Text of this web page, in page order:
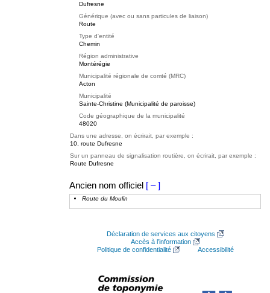
Dufresne
Générique (avec ou sans particules de liaison)
Route
Type d'entité
Chemin
Région administrative
Montérégie
Municipalité régionale de comté (MRC)
Acton
Municipalité
Sainte-Christine (Municipalité de paroisse)
Code géographique de la municipalité
48020
Dans une adresse, on écrirait, par exemple :
10, route Dufresne
Sur un panneau de signalisation routière, on écrirait, par exemple :
Route Dufresne
Ancien nom officiel [ – ]
Route du Moulin
Déclaration de services aux citoyens
Accès à l’information
Politique de confidentialité
Accessibilité